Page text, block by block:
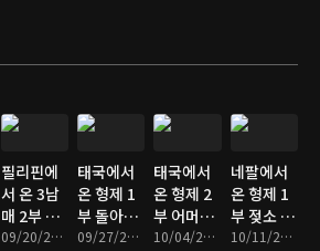
필리핀에
서 온 3남
매 2부 가
족이 필요
09/20/2016 • 43분
태국에서
온 형제 1
부 돌아와
요 슈퍼맨!
09/27/2016 • 45분
태국에서
온 형제 2
부 어머니
의 도시락,
10/04/2016 • 47분
네팔에서
온 형제 1
부 젖소 아
빠와 코끼
10/11/2016 • 45분